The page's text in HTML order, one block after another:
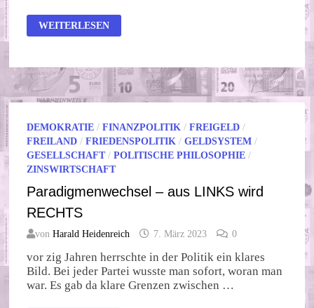
KARFREITAG
–
WEITERLESEN
DEMOKRATIE /FINANZPOLITIK /FREIGELD /
FREILAND /FRIEDENSPOLITIK /GELDSYSTEM /
GESELLSCHAFT/POLITISCHE PHILOSOPHIE /
ZINSWIRTSCHAFT
Paradigmenwechsel – aus LINKS wird
RECHTS
vonHarald Heidenreich 7. März 2023 0
vor zig Jahren herrschte in der Politik ein klares
Bild. Bei jeder Partei wusste man sofort, woran man
war. Es gab da klare Grenzen zwischen …